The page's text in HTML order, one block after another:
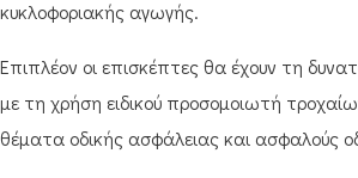
κυκλοφοριακής αγωγής.
Επιπλέον οι επισκέπτες θα έχουν τη
με τη χρήση ειδικού προσομοιωτή
θέματα οδικής ασφάλειας και ασφαλούς